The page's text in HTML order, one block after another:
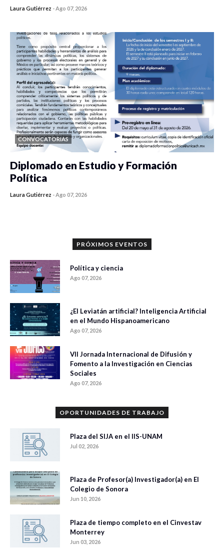
Laura Gutiérrez -Ago 07, 2026
CONVOCATORIAS
Diplomado en Estudio y Formación
Política
Laura Gutiérrez -Ago 07, 2026
PRÓXIMOS EVENTOS
Política y ciencia
Ago 07, 2026
¿El Leviatán artificial? Inteligencia Artificial
en el Mundo Hispanoamericano
Ago 07, 2026
VII Jornada Internacional de Difusión y
Fomento a la Investigación en Ciencias
Sociales
Ago 07, 2026
OPORTUNIDADES DE TRABAJO
Plaza del SIJA en el IIS-UNAM
Jul 02, 2026
Plaza de Profesor(a) Investigador(a) en El
Colegio de Sonora
Jun 10, 2026
Plaza de tiempo completo en el Cinvestav
Monterrey
Jun 03, 2026